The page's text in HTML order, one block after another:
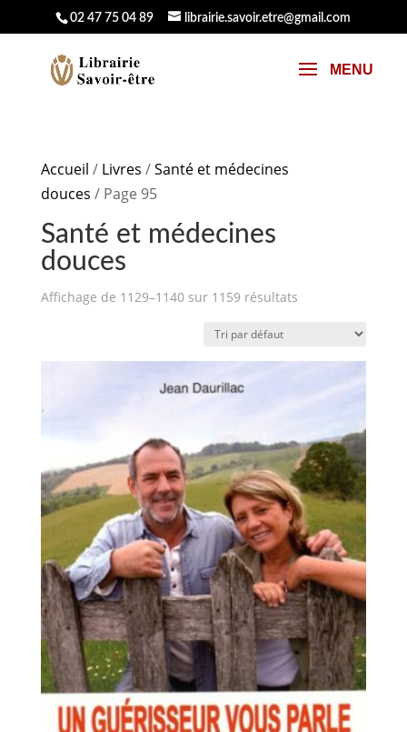
02 47 75 04 89 librairie.savoir.etre@gmail.com
Accueil / Livres /Santé et médecines
douces / Page 95
Santé et médecines
douces
Affichage de 1129–1140 sur 1159 résultats